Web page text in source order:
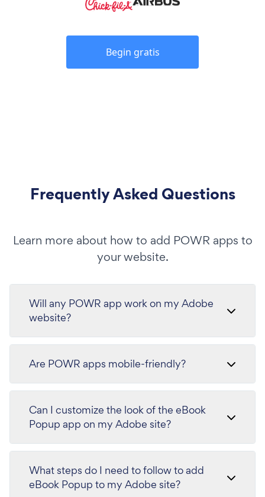
Begin gratis
Frequently Asked Questions
Learn more about how to add POWR apps to
your website.
Will any POWR app work on my Adobe
website?
Are POWR apps mobile-friendly?
Can I customize the look of the eBook
Popup app on my Adobe site?
What steps do I need to follow to add
eBook Popup to my Adobe site?